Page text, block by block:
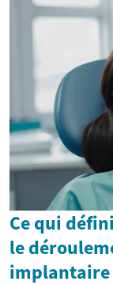
Ce qui
le
implantaire